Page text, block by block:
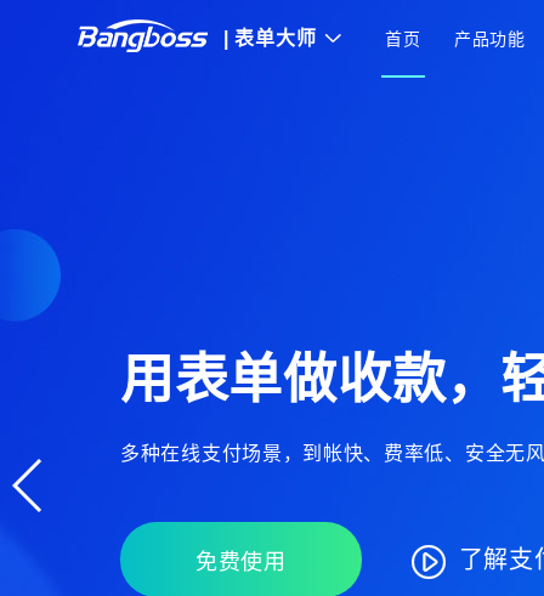
表单大师 首页 产品功能
用表单做收款，
多种在线支付场景，到帐快、费率低、安全无
免费使用  了解支